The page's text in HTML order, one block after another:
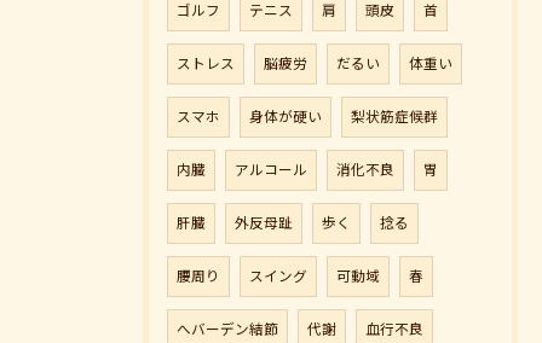
ゴルフ テニス 肩 頭皮 首
ストレス 脳疲労 だるい 体重い
スマホ 身体が硬い 梨状筋症候群
内臓 アルコール 消化不良 胃
肝臓 外反母趾 歩く 捻る
腰周り スイング 可動域 春
へバーデン結節 代謝 血行不良